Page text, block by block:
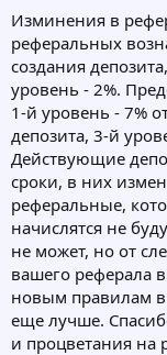
Изминения в
реферальных
создания
уровень - 2%.
1-й уровень - 7%
депозита, 3-й
Действующие
сроки, в них
реферальные,
начислятся не
не может, но от
вашего реферала
новым правилам в
еще лучше.
и процветания на